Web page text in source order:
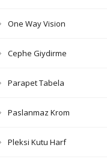
One Way Vision
Cephe Giydirme
Parapet Tabela
Paslanmaz Krom
Pleksi Kutu Harf